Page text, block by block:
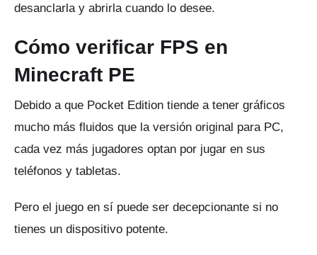
desanclarla y abrirla cuando lo desee.
Cómo verificar FPS en
Minecraft PE
Debido a que Pocket Edition tiende a tener gráficos
mucho más fluidos que la versión original para PC,
cada vez más jugadores optan por jugar en sus
teléfonos y tabletas.
Pero el juego en sí puede ser decepcionante si no
tienes un dispositivo potente.